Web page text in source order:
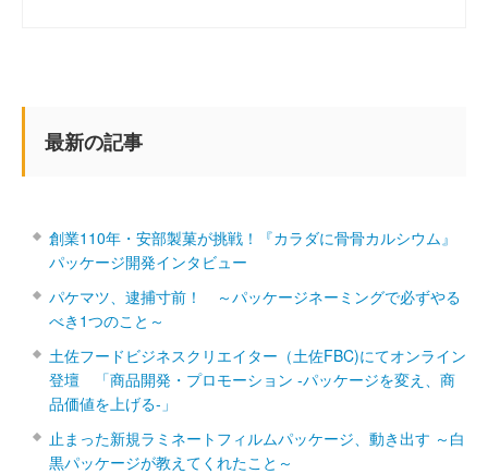
最新の記事
創業110年・安部製菓が挑戦！『カラダに骨骨カルシウム』
パッケージ開発インタビュー
パケマツ、逮捕寸前！ ～パッケージネーミングで必ずやる
べき1つのこと～
土佐フードビジネスクリエイター（土佐FBC)にてオンライン
登壇 「商品開発・プロモーション ‐パッケージを変え、商
品価値を上げる‐」
止まった新規ラミネートフィルムパッケージ、動き出す ～白
黒パッケージが教えてくれたこと～